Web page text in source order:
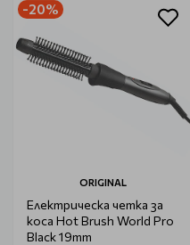
-20%
ORIGINAL
Електрическа четка за
коса Hot Brush World Pro
Black 19mm